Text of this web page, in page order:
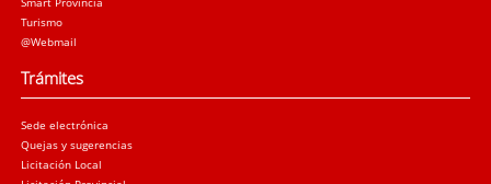
Turismo
@Webmail
Trámites
Sede electrónica
Quejas y sugerencias
Licitación Local